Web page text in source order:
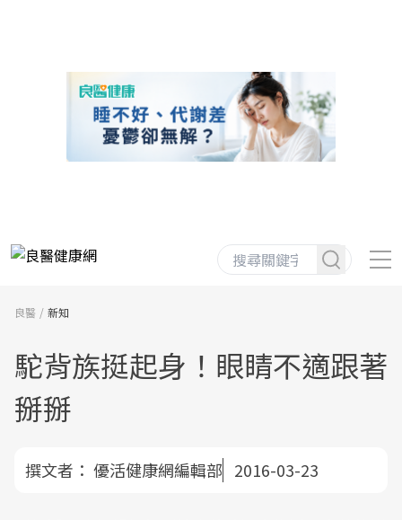
良醫 新知
駝背族挺起身！眼睛不適跟著
掰掰
撰文者： 優活健康網編輯部 2016-03-23